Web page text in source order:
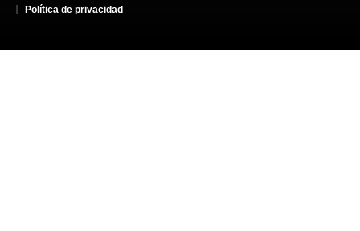
Política de privacidad